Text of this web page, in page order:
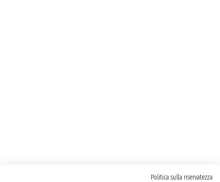
Politica sulla riservatezza